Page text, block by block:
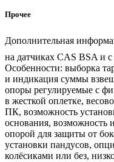
Прочее
Дополнительная
на датчиках CAS BSA и
Особенности: выборка
и индикация суммы
опоры регулируемые с
в жесткой оплетке,
ПК, возможность
основания, возможность
опорой для защиты от
установки пандусов,
колёсиками или без,